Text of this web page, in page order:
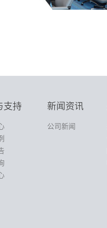
支持 新闻资讯
公司新闻